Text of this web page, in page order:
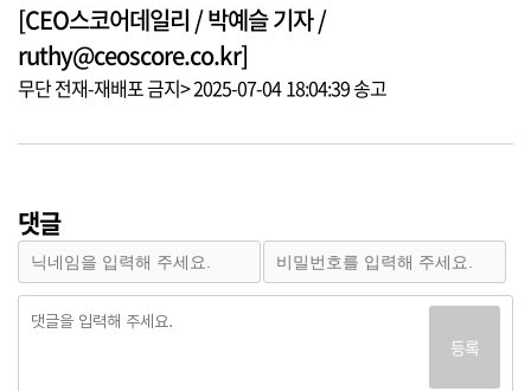
[CEO스코어데일리 / 박예슬 기자 /
ruthy@ceoscore.co.kr]
무단 전재-재배포 금지> 2025-07-04 18:04:39 송고
댓글
등록